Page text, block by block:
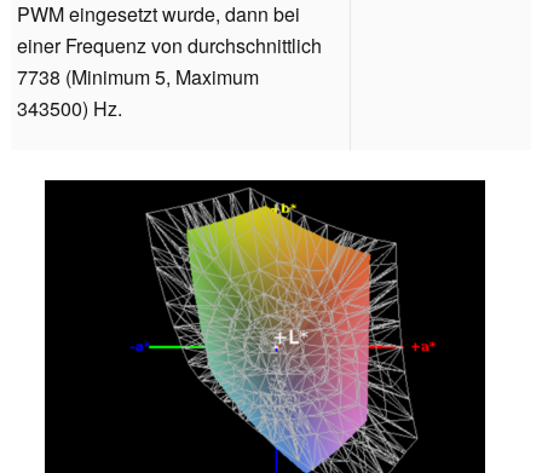
PWM eingesetzt wurde, dann bei
einer Frequenz von durchschnittlich
7738 (Minimum 5, Maximum
343500) Hz.